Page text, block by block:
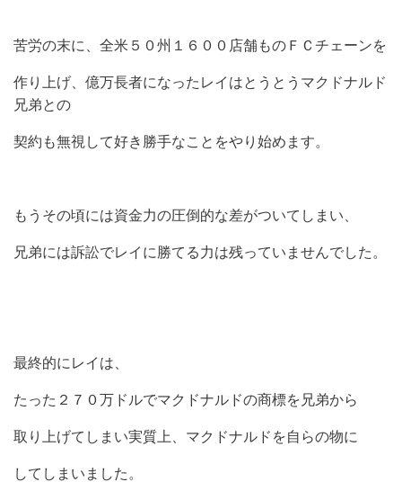
苦労の末に、全米５０州１６００店舗ものＦＣチェーンを
作り上げ、億万長者になったレイはとうとうマクドナルド
兄弟との
契約も無視して好き勝手なことをやり始めます。
もうその頃には資金力の圧倒的な差がついてしまい、
兄弟には訴訟でレイに勝てる力は残っていませんでした。
最終的にレイは、
たった２７０万ドルでマクドナルドの商標を兄弟から
取り上げてしまい実質上、マクドナルドを自らの物に
してしまいました。